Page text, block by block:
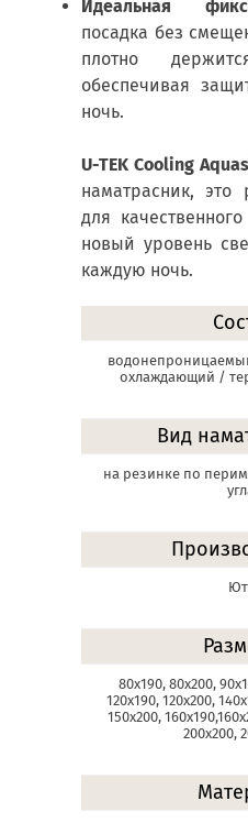
Идеальная
посадка без
плотно
обеспечивая
ночь.
U-TEK Cooling
наматрасник, это
для
новый уровень
каждую ночь.
охлаждающий /
Вид
на резинке по
80х190, 80х200,
120х190, 120х200,
150х200,
200х200,